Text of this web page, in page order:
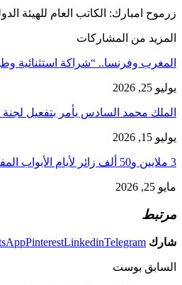
زرموح امبارك: الكاتب العام للهيئة
المزيد من المشاركات
المغرب وفرنسا.. “شراكة استثنائية
يوليو 25, 2026
الملك محمد السادس يأمر بتفعيل
يوليو 15, 2026
3 ملايين و50 ألف زائر لأيام الأبواب المفتوحة للأمن الوطني…
مايو 25, 2026
مرتبط
شارك PinterestLinkedinTelegram
السابق بوست